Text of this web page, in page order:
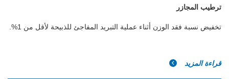
ترطيب المجازر
تخفيض نسبة فقد الوزن أثناء عملية التبريد المفاجئ للذبيحة لأقل من 1%.
قراءة المزيد